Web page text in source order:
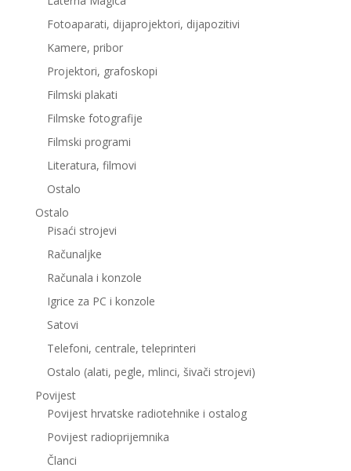
Fotoaparati, dijaprojektori, dijapozitivi
Kamere, pribor
Projektori, grafoskopi
Filmski plakati
Filmske fotografije
Filmski programi
Literatura, filmovi
Ostalo
Ostalo
Pisaći strojevi
Računaljke
Računala i konzole
Igrice za PC i konzole
Satovi
Telefoni, centrale, teleprinteri
Ostalo (alati, pegle, mlinci, šivači strojevi)
Povijest
Povijest hrvatske radiotehnike i ostalog
Povijest radioprijemnika
Članci